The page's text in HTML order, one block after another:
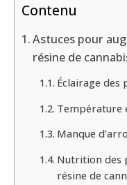
Contenu
Astuces pour
résine de
Éclairage des
Température
Manque
Nutrition des
résine de